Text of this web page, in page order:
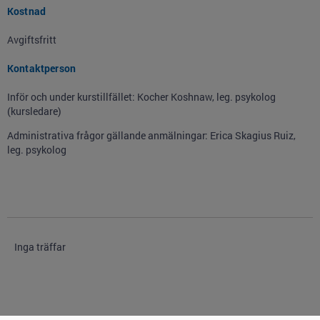
Kostnad
Avgiftsfritt
Kontaktperson
Inför och under kurstillfället: Kocher Koshnaw, leg. psykolog
(kursledare)
Administrativa frågor gällande anmälningar: Erica Skagius Ruiz,
leg. psykolog
Inga träffar